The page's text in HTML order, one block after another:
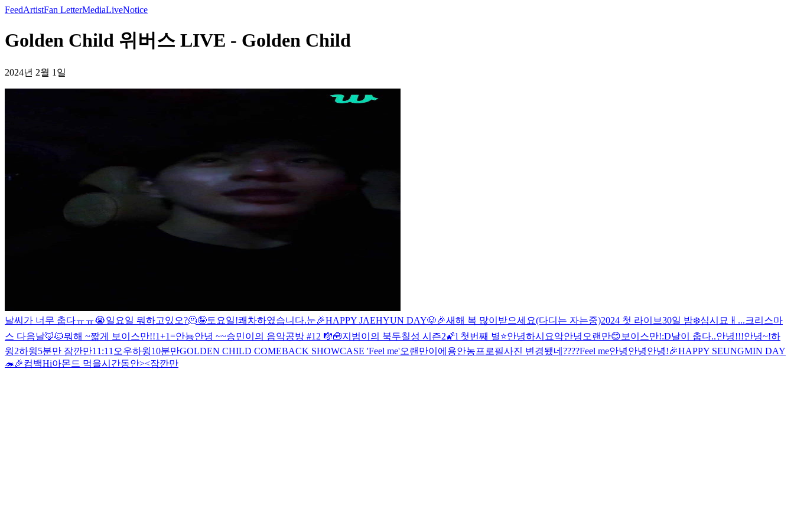
FeedArtistFan LetterMediaLiveNotice
Golden Child 위버스 LIVE - Golden Child
2024년 2월 1일
날씨가 너무 춥다ㅠㅠ😭일요일 뭐하고있오?🫠🤪토요일!쾌차하였습니다.눈🎉HAPPY JAEHYUN DAY🐶🎉새해 복 많이받으세요(다디는 자는중)2024 첫 라이브30일 밤❄️심시묘ㅐ...크리스마
스 다음날🦊🐱뭐해 ~짧게 보이스만!!1+1=안뇽안녕 ~~승민이의 음악공방 #12 🎼🧰지범이의 북두칠성 시즌2🌠l 첫번째 별⭐안녕하시요악안녕 오랜만😊 보이스만!:D날이 춥다..안녕!!!안녕~!하
윙2하윙5분만 잠깐만11:11 오우하윙10분만GOLDEN CHILD COMEBACK SHOWCASE 'Feel me'오랜만이에용안농프로필사진 변경됐네????Feel me안녕안녕안녕!🎉HAPPY SEUNGMIN DAY
🦔🎉컴백Hi아몬드 먹을시간동안><잠깐만